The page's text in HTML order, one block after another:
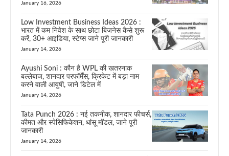
January 16, 2026
Low Investment Business Ideas 2026 :
भारत में कम निवेश के साथ छोटा बिजनेस कैसे शुरू
करें, 30+ आइडिया, स्टेप्स जाने पूरी जानकारी
January 14, 2026
Ayushi Soni : कौन है WPL की खतरनाक
बल्लेबाज, शानदार परफॉर्मेंस, क्रिकेट में बड़ा नाम
करने वाली आयुषी, जाने डिटेल में
January 14, 2026
Tata Punch 2026 : नई तकनीक, शानदार फीचर्स,
कीमत और स्पेसिफिकेशन, धांसू मॉडल, जाने पूरी
जानकारी
January 14, 2026